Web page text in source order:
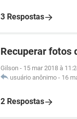
3 Respostas
Recuperar fotos
Gilson - 15 mar 2018 à
usuário anônimo - 16
2 Respostas